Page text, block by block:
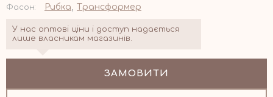
Фасон: Рибка, Трансформер
У нас оптові ціни і доступ надається
лише власникам магазинів.
ЗАМОВИТИ